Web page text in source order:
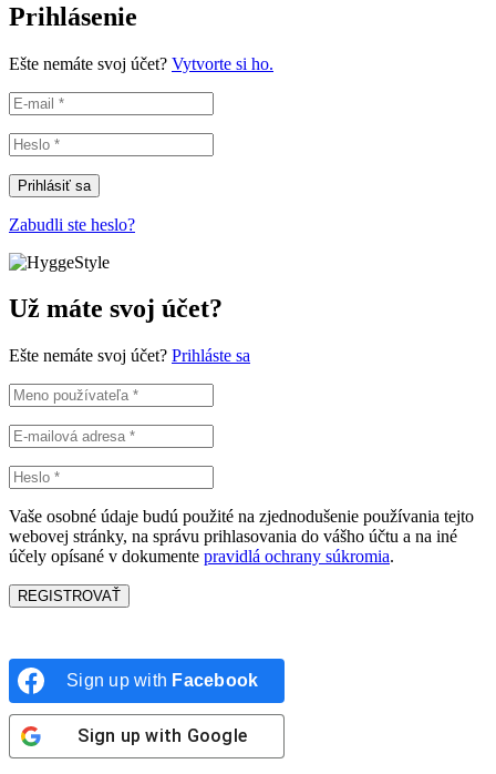
Prihlásenie
Ešte nemáte svoj účet? Vytvorte si ho.
Prihlásiť sa
Zabudli ste heslo?
Už máte svoj účet?
Ešte nemáte svoj účet? Prihláste sa
Vaše osobné údaje budú použité na zjednodušenie používania tejto
webovej stránky, na správu prihlasovania do vášho účtu a na iné
účely opísané v dokumente pravidlá ochrany súkromia.
REGISTROVAŤ
Sign up with Facebook
Sign up with Google